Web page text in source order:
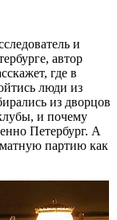
и
автор
где в
люди из
из дворцов
и почему
Петербург. А
партию как